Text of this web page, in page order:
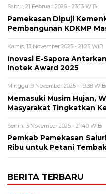
Sabtu, 21 Februari 2026 - 23:13 WIB
Pamekasan Dipuji
Pembangunan KDKMP
Kamis, 13 November 2025 - 21:25 WIB
Inovasi E-Sapora
Inotek Award 2025
Minggu, 9 November 2025 - 19:38 WIB
‎Memasuki Musim Hujan,
Masyarakat Tingkatkan
Senin, 3 November 2025 - 21:40 WIB
Pemkab Pamekasan
Ribu untuk Petani
BERITA TERBARU